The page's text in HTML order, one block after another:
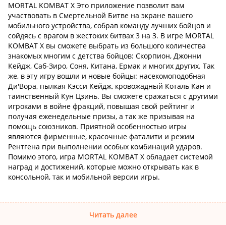
MORTAL KOMBAT X Это приложение позволит вам
участвовать в Смертельной Битве на экране вашего
мобильного устройства, собрав команду лучших бойцов и
сойдясь с врагом в жестоких битвах 3 на 3. В игре MORTAL
KOMBAT X вы сможете выбрать из большого количества
знакомых многим с детства бойцов: Скорпион, Джонни
Кейдж, Саб-Зиро, Соня, Китана, Ермак и многих других. Так
же, в эту игру вошли и новые бойцы: насекомоподобная
Ди'Вора, пылкая Кэсси Кейдж, кровожадный Коталь Кан и
таинственный Кун Цзинь. Вы сможете сражаться с другими
игроками в войне фракций, повышая свой рейтинг и
получая еженедельные призы, а так же призывая на
помощь союзников. Приятной особенностью игры
являются фирменные, красочные фаталити и режим
Рентгена при выполнении особых комбинаций ударов.
Помимо этого, игра MORTAL KOMBAT X обладает системой
наград и достижений, которые можно открывать как в
консольной, так и мобильной версии игры.
Читать далее